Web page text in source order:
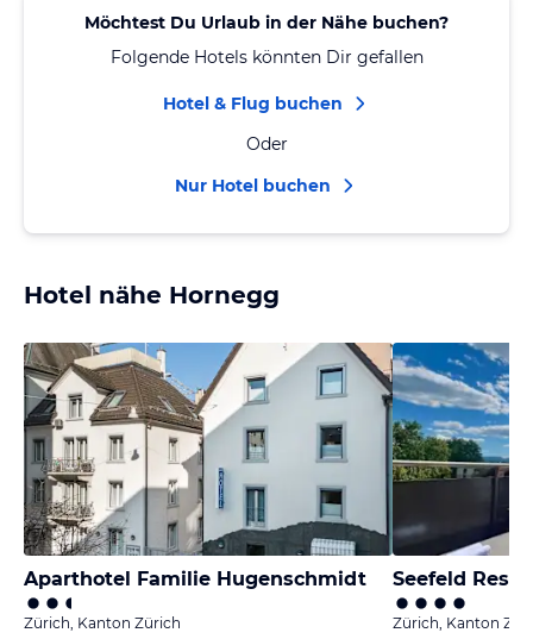
Möchtest Du Urlaub in der Nähe buchen?
Folgende Hotels könnten Dir gefallen
Hotel & Flug buchen
Oder
Nur Hotel buchen
Hotel nähe Hornegg
Aparthotel Familie Hugenschmidt
Zürich, Kanton Zürich
Seefeld
Zürich, Kanton